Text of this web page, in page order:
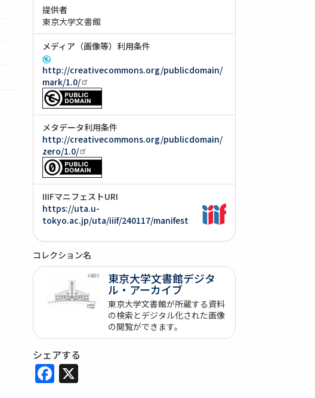
提供者
東京大学文書館
メディア（画像等）利用条件
http://creativecommons.org/publicdomain/
mark/1.0/
メタデータ利用条件
http://creativecommons.org/publicdomain/
zero/1.0/
IIIFマニフェストURI
https://uta.u-
tokyo.ac.jp/uta/iiif/240117/manifest
コレクション名
東京大学文書館デジタ
ル・アーカイブ
東京大学文書館が所蔵する資料
の検索とデジタル化された画像
の閲覧ができます。
シェアする
Facebook
X